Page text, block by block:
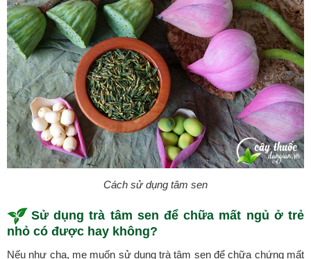
Cách sử dụng tâm sen
Sử dụng trà tâm sen để chữa mất ngủ ở trẻ
nhỏ có được hay không?
Nếu như cha, mẹ muốn sử dụng trà tâm sen để chữa chứng mất